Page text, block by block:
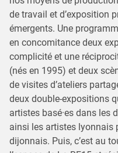
de travail et d’exposition
émergents. Une
en concomitance deux
complicité et une
(nés en 1995) et deux
de visites d’ateliers
deux double-expositions
artistes basé·es dans les
ainsi les artistes lyonnais
dijonnais. Puis, c’est au